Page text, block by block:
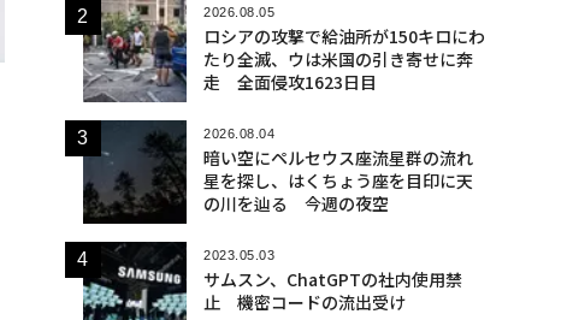
2026.08.05
ロシアの攻撃で給油所が150キロにわ
たり全滅、ウは米国の引き寄せに奔
走 全面侵攻1623日目
2026.08.04
暗い空にペルセウス座流星群の流れ
星を探し、はくちょう座を目印に天
の川を辿る 今週の夜空
2023.05.03
サムスン、ChatGPTの社内使用禁
止 機密コードの流出受け